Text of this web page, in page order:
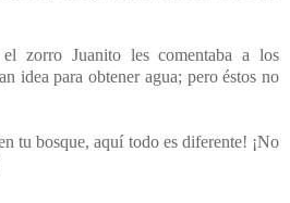
el zorro Juanito les comentaba a los
idea para obtener agua; pero éstos no
en tu bosque, aquí todo es diferente! ¡No